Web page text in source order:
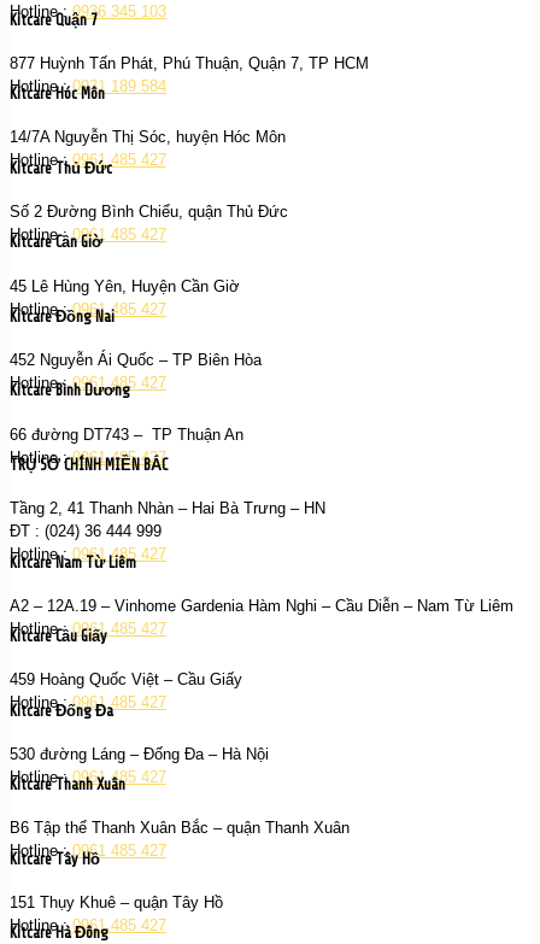
Hotline :0936 345 103
Kitcare Quận 7
877 Huỳnh Tấn Phát, Phú Thuận, Quận 7, TP HCM
Hotline :0931 189 584
Kitcare Hóc Môn
14/7A Nguyễn Thị Sóc, huyện Hóc Môn
Hotline :0961 485 427
Kitcare Thủ Đức
Số 2 Đường Bình Chiểu, quận Thủ Đức
Hotline :0961 485 427
Kitcare Cần Giờ
45 Lê Hùng Yên, Huyện Cần Giờ
Hotline :0961 485 427
Kitcare Đồng Nai
452 Nguyễn Ái Quốc – TP Biên Hòa
Hotline :0961 485 427
Kitcare Bình Dương
66 đường DT743 – TP Thuận An
Hotline :0961 485 427
TRỤ SỞ CHÍNH MIỀN BẮC
Tầng 2, 41 Thanh Nhàn – Hai Bà Trưng – HN
ĐT : (024) 36 444 999
Hotline :0961 485 427
Kitcare Nam Từ Liêm
A2 – 12A.19 – Vinhome Gardenia Hàm Nghi – Cầu Diễn – Nam Từ Liêm
Hotline :0961 485 427
Kitcare Cầu Giấy
459 Hoàng Quốc Việt – Cầu Giấy
Hotline :0961 485 427
Kitcare Đống Đa
530 đường Láng – Đống Đa – Hà Nội
Hotline :0961 485 427
Kitcare Thanh Xuân
B6 Tập thể Thanh Xuân Bắc – quận Thanh Xuân
Hotline :0961 485 427
Kitcare Tây Hồ
151 Thụy Khuê – quận Tây Hồ
Hotline :0961 485 427
Kitcare Hà Đông